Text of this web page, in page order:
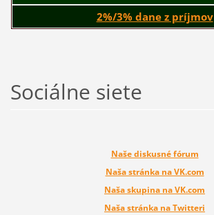
2%/3% dane z príjmov
Sociálne siete
Naše diskusné fórum
Naša stránka na VK.com
Naša skupina na VK.com
Naša stránka na Twitteri